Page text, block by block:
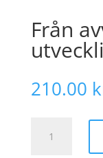
Från
210.00
avveckling